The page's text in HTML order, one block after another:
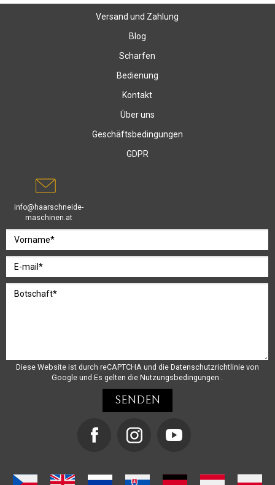
Versand und Zahlung
Blog
Scharfen
Bedienung
Kontakt
Über uns
Geschäftsbedingungen
GDPR
info@haarschneide-
maschinen.at
Diese Website ist durch reCAPTCHA und die Datenschutzrichtlinie von
Google und Es gelten die Nutzungsbedingungen .